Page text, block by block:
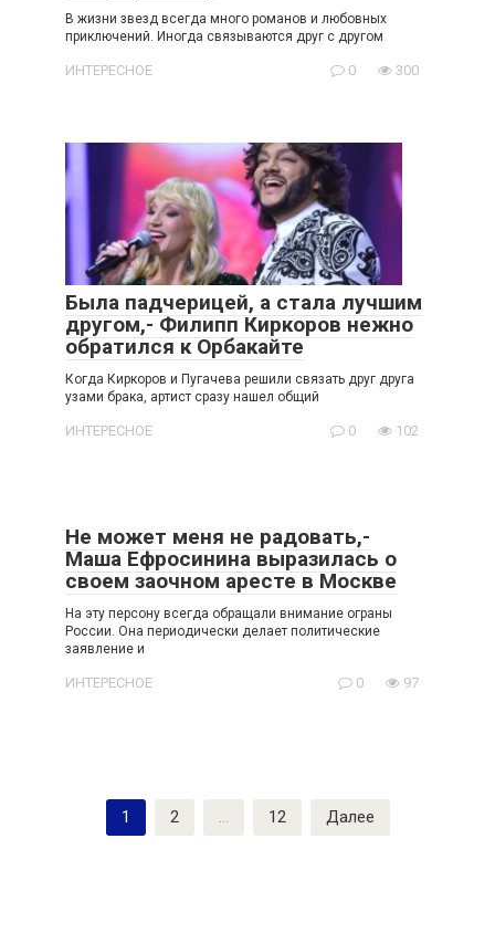
В жизни звезд всегда много романов и любовных
приключений. Иногда связываются друг с другом
ИНТЕРЕСНОЕ 0 300
Была падчерицей, а стала лучшим
другом,- Филипп Киркоров нежно
обратился к Орбакайте
Когда Киркоров и Пугачева решили связать друг друга
узами брака, артист сразу нашел общий
ИНТЕРЕСНОЕ 0 102
Не может меня не радовать,-
Маша Ефросинина выразилась о
своем заочном аресте в Москве
На эту персону всегда обращали внимание ограны
России. Она периодически делает политические
заявление и
ИНТЕРЕСНОЕ 0 97
1 2 … 12 Далее